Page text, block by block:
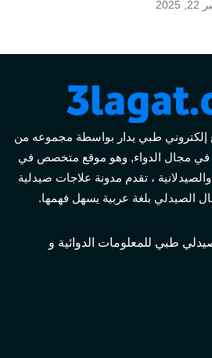
إلكتروني طبي يدار بواسطة مجموعه من
في مجال الدواء, وهو موقع متخصص في
، تقدم مدونة علاجات صيدلية
الصيدلي بلغة عربية يسهل فهمها.
طبي للمعلومات الدوائية و